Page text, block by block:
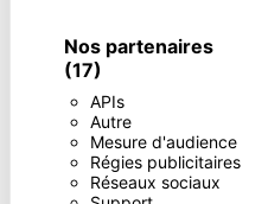
Nos partenaires
(17)
APIs
Autre
Mesure d'audience
Régies publicitaires
Réseaux sociaux